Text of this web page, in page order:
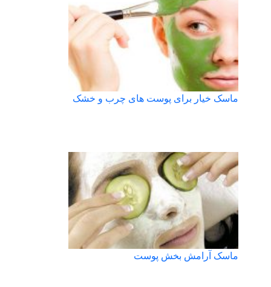
ماسک خیار برای پوست های چرب و خشک
ماسک آرامش بخش پوست